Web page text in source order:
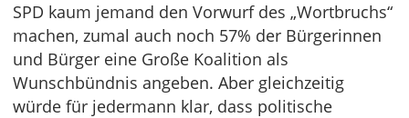
SPD kaum jemand den Vorwurf des „Wortbruchs“
machen, zumal auch noch 57% der Bürgerinnen
und Bürger eine Große Koalition als
Wunschbündnis angeben. Aber gleichzeitig
würde für jedermann klar, dass politische